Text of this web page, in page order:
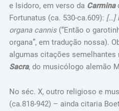
e Isidoro, em verso da Carmina
Fortunatus (ca. 530-ca.609): […]
organa cannis (“Então o
organa”, em tradução nossa).
algumas citações semelhantes
Sacra, do musicólogo alemão
No séc. X, outro religioso e
(ca.818-942) – ainda citaria